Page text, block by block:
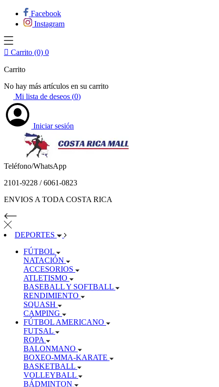
Facebook
Instagram
 Carrito (0) 0
Carrito
No hay más artículos en su carrito
Mi lista de deseos (0)
Iniciar sesión
Teléfono/WhatsApp
2101-9228 / 6061-0823
ENVIOS A TODA COSTA RICA
DEPORTES
FÚTBOL
NATACIÓN
ACCESORIOS
ATLETISMO
BASEBALL Y SOFTBALL
RENDIMIENTO
SQUASH
CAMPING
FÚTBOL AMERICANO
FUTSAL
ROPA
BALONMANO
BOXEO-MMA-KARATE
BASKETBALL
VOLLEYBALL
BÁDMINTON